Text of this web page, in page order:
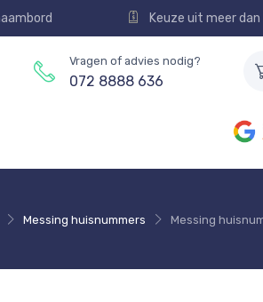
Keuze uit meer
Vragen of advies nodig?
072 8888 636
Messing huisnummers Messing